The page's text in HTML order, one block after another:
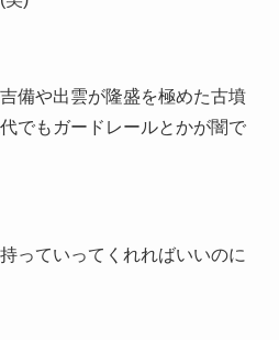
備や出雲が隆盛を極めた古墳
でもガードレールとかが闇で
っていってくれればいいのに